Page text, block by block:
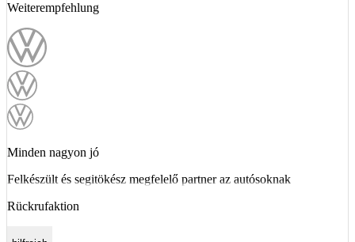
Weiterempfehlung
Minden nagyon jó
Felkészült és segitökész megfelelő partner az autósoknak
Rückrufaktion